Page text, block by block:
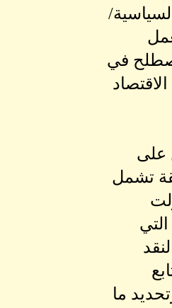
في
على
في 1956؛ وهذه الطبقة تشمل
النقد
ما